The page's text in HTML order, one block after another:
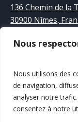
Nous
Nous utilisons des
de navigation,
analyser notre
consentez à notre
136 Chemin de la
30900 Nîmes,
Accueil
Nous contacter